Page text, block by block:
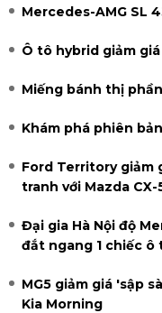
Mercedes-AMG SL
Ô tô hybrid giảm
Miếng bánh thị
Khám phá phiên
Ford Territory giảm
tranh với Mazda CX-
Đại gia Hà Nội độ
đắt ngang 1 chiếc ô
MG5 giảm giá 'sập
Kia Morning